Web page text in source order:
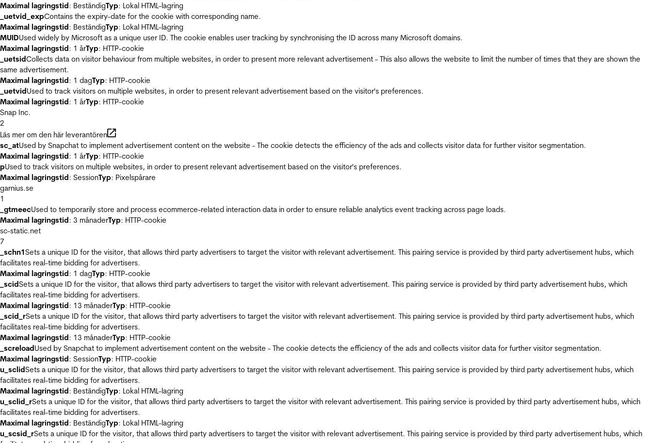
Maximal lagringstid: BeständigTyp: Lokal HTML-lagring
_uetvid_expContains the expiry-date for the cookie with corresponding name.
Maximal lagringstid: BeständigTyp: Lokal HTML-lagring
MUIDUsed widely by Microsoft as a unique user ID. The cookie enables user tracking by synchronising the ID across many Microsoft domains.
Maximal lagringstid: 1 årTyp: HTTP-cookie
_uetsidCollects data on visitor behaviour from multiple websites, in order to present more relevant advertisement - This also allows the website to limit the number of times that they are shown the
same advertisement.
Maximal lagringstid: 1 dagTyp: HTTP-cookie
_uetvidUsed to track visitors on multiple websites, in order to present relevant advertisement based on the visitor's preferences.
Maximal lagringstid: 1 årTyp: HTTP-cookie
Snap Inc.
2
Läs mer om den här leverantören
sc_atUsed by Snapchat to implement advertisement content on the website - The cookie detects the efficiency of the ads and collects visitor data for further visitor segmentation.
Maximal lagringstid: 1 årTyp: HTTP-cookie
pUsed to track visitors on multiple websites, in order to present relevant advertisement based on the visitor's preferences.
Maximal lagringstid: SessionTyp: Pixelspårare
garnius.se
1
_gtmeecUsed to temporarily store and process ecommerce-related interaction data in order to ensure reliable analytics event tracking across page loads.
Maximal lagringstid: 3 månaderTyp: HTTP-cookie
sc-static.net
7
_schn1Sets a unique ID for the visitor, that allows third party advertisers to target the visitor with relevant advertisement. This pairing service is provided by third party advertisement hubs, which
facilitates real-time bidding for advertisers.
Maximal lagringstid: 1 dagTyp: HTTP-cookie
_scidSets a unique ID for the visitor, that allows third party advertisers to target the visitor with relevant advertisement. This pairing service is provided by third party advertisement hubs, which
facilitates real-time bidding for advertisers.
Maximal lagringstid: 13 månaderTyp: HTTP-cookie
_scid_rSets a unique ID for the visitor, that allows third party advertisers to target the visitor with relevant advertisement. This pairing service is provided by third party advertisement hubs, which
facilitates real-time bidding for advertisers.
Maximal lagringstid: 13 månaderTyp: HTTP-cookie
_screloadUsed by Snapchat to implement advertisement content on the website - The cookie detects the efficiency of the ads and collects visitor data for further visitor segmentation.
Maximal lagringstid: SessionTyp: HTTP-cookie
u_sclidSets a unique ID for the visitor, that allows third party advertisers to target the visitor with relevant advertisement. This pairing service is provided by third party advertisement hubs, which
facilitates real-time bidding for advertisers.
Maximal lagringstid: BeständigTyp: Lokal HTML-lagring
u_sclid_rSets a unique ID for the visitor, that allows third party advertisers to target the visitor with relevant advertisement. This pairing service is provided by third party advertisement hubs, which
facilitates real-time bidding for advertisers.
Maximal lagringstid: BeständigTyp: Lokal HTML-lagring
u_scsid_rSets a unique ID for the visitor, that allows third party advertisers to target the visitor with relevant advertisement. This pairing service is provided by third party advertisement hubs, which